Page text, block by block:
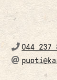
044 237